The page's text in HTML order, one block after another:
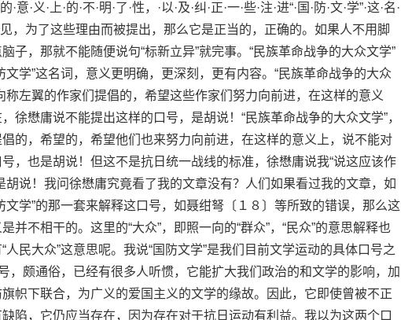
·意·义·上·的·不·明·了·性，·以·及·纠·正·一·些·注·进“·国·防·文·学”·这·名·
·见，为了这些理由而被提出，那么它是正当的，正确的。如果人不用脚
子，那就不能随便说句“标新立异”就完事。“民族革命战争的大众文学”
文学”这名词，意义更明确，更深刻，更有内容。“民族革命战争的大众
称左翼的作家们提倡的，希望这些作家们努力向前进，在这样的意义
徐懋庸说不能提出这样的口号，是胡说！“民族革命战争的大众文学”，
的，希望的，希望他们也来努力向前进，在这样的意义上，说不能对
，也是胡说！但这不是抗日统一战线的标准，徐懋庸说我“说这应该作
胡说！我问徐懋庸究竟看了我的文章没有？人们如果看过我的文章，如
文学”的那一套来解释这口号，如聂绀弩〔１８〕等所致的错误，那么这
并不相干的。这里的“大众”，即照一向的“群众”，“民众”的意思解释也
人民大众”这意思呢。我说“国防文学”是我们目前文学运动的具体口号之
，颇通俗，已经有很多人听惯，它能扩大我们政治的和文学的影响，加
帜下联合，为广义的爱国主义的文学的缘故。因此，它即使曾被不正
陷，它仍应当存在，因为存在对于抗日运动有利益。我以为这两个口